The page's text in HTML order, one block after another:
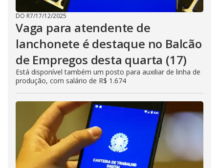
DO R7/17/12/2025
Vaga para atendente de
lanchonete é destaque no Balcão
de Empregos desta quarta (17)
Está disponível também um posto para auxiliar de linha de
produção, com salário de R$ 1.674